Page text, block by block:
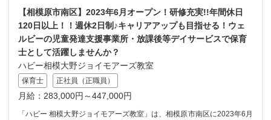
【相模原市南区】2023年6月オープン！研修充実!!年間休日
120日以上！！週休2日制♪キャリアアップも目指せる！ウェ
ルビーの児童発達支援事業所・放課後等デイサービスで保育
士として活躍しませんか？
ハビー相模大野ジョイモアーズ教室
保育士 正社員（正職員）
月給：283,000円～447,000円
「ハビー 相模大野ジョイモアーズ教室」は、相模原市南区に2023年6月